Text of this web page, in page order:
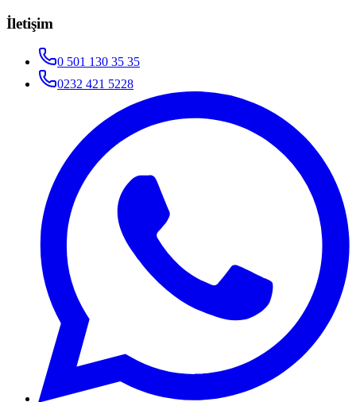
İletişim
0 501 130 35 35
0232 421 5228